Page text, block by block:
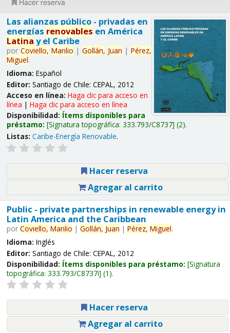
Hacer reserva
Las alianzas público - privadas en
energías renovables en América
Latina y el Caribe
por Coviello, Manlio | Gollán, Juan | Pérez,
Miguel.
Idioma: Español
Editor: Santiago de Chile: CEPAL, 2012
Acceso en línea: Haga clic para acceso en
línea | Haga clic para acceso en línea
Disponibilidad: Ítems disponibles para
préstamo: Signatura topográfica: 333.793/C8737 (2).
Listas: Caribe-Energía Renovable.
Hacer reserva
Agregar al carrito
Public - private partnerships in renewable energy in
Latin America and the Caribbean
por Coviello, Manlio | Gollán, Juan | Pérez, Miguel.
Idioma: Inglés
Editor: Santiago de Chile: CEPAL, 2012
Disponibilidad: Ítems disponibles para préstamo: Signatura
topográfica: 333.793/C8737i (1).
Hacer reserva
Agregar al carrito